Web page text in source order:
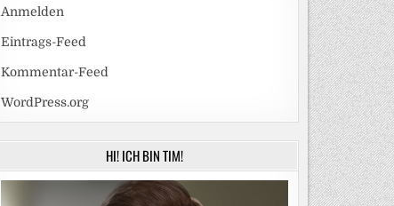
Anmelden
Eintrags-Feed
Kommentar-Feed
WordPress.org
HI! ICH BIN TIM!